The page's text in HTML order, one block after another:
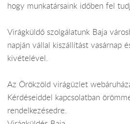
hogy munkatársaink időben fel
Virágküldő szolgálatunk Baja
napján vállal kiszállítást vasárnap
kivételével.
Az Örökzöld virágüzlet
Kérdéseiddel kapcsolatban
rendelkezésedre.